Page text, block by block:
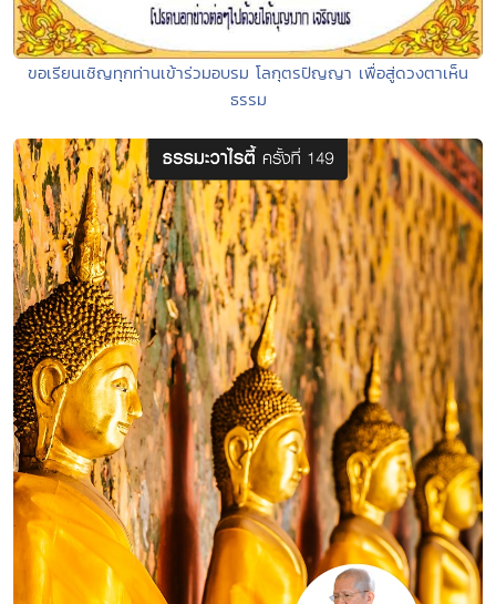
ขอเรียนเชิญทุกท่านเข้าร่วมอบรม โลกุตรปัญญา เพื่อสู่ดวงตาเห็น
ธรรม